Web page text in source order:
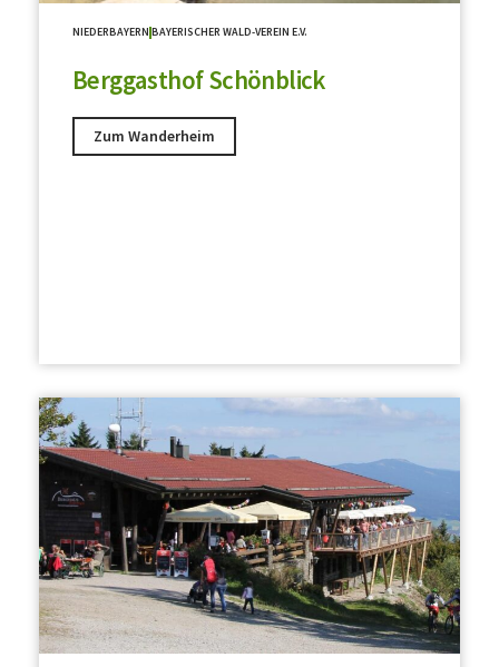
NIEDERBAYERN BAYERISCHER WALD-VEREIN E.V.
Berggasthof Schönblick
Zum Wanderheim